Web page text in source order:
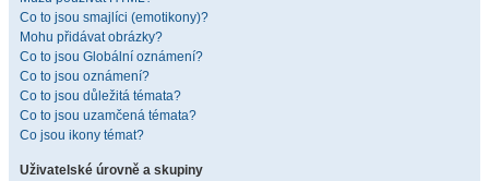
Co to jsou smajlíci (emotikony)?
Mohu přidávat obrázky?
Co to jsou Globální oznámení?
Co to jsou oznámení?
Co to jsou důležitá témata?
Co to jsou uzamčená témata?
Co jsou ikony témat?
Uživatelské úrovně a skupiny